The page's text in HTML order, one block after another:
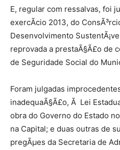
E, regular com ressalvas, foi
exercÃ­cio 2013, do
Desenvolvimento
reprovada a prestaÃ§Ã£o de
de Seguridade Social do
Foram julgadas
inadequaÃ§Ã£o, Ã Lei
obra do Governo do Estado
na Capital; e duas outras de
pregÃµes da Secretaria de